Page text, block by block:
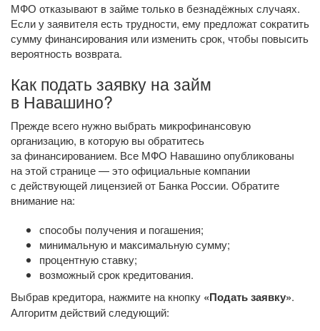
МФО отказывают в займе только в безнадёжных случаях.
Если у заявителя есть трудности, ему предложат сократить
сумму финансирования или изменить срок, чтобы повысить
вероятность возврата.
Как подать заявку на займ
в Навашино?
Прежде всего нужно выбрать микрофинансовую
организацию, в которую вы обратитесь
за финансированием. Все МФО Навашино опубликованы
на этой странице — это официальные компании
с действующей лицензией от Банка России. Обратите
внимание на:
способы получения и погашения;
минимальную и максимальную сумму;
процентную ставку;
возможный срок кредитования.
Выбрав кредитора, нажмите на кнопку «Подать заявку».
Алгоритм действий следующий: